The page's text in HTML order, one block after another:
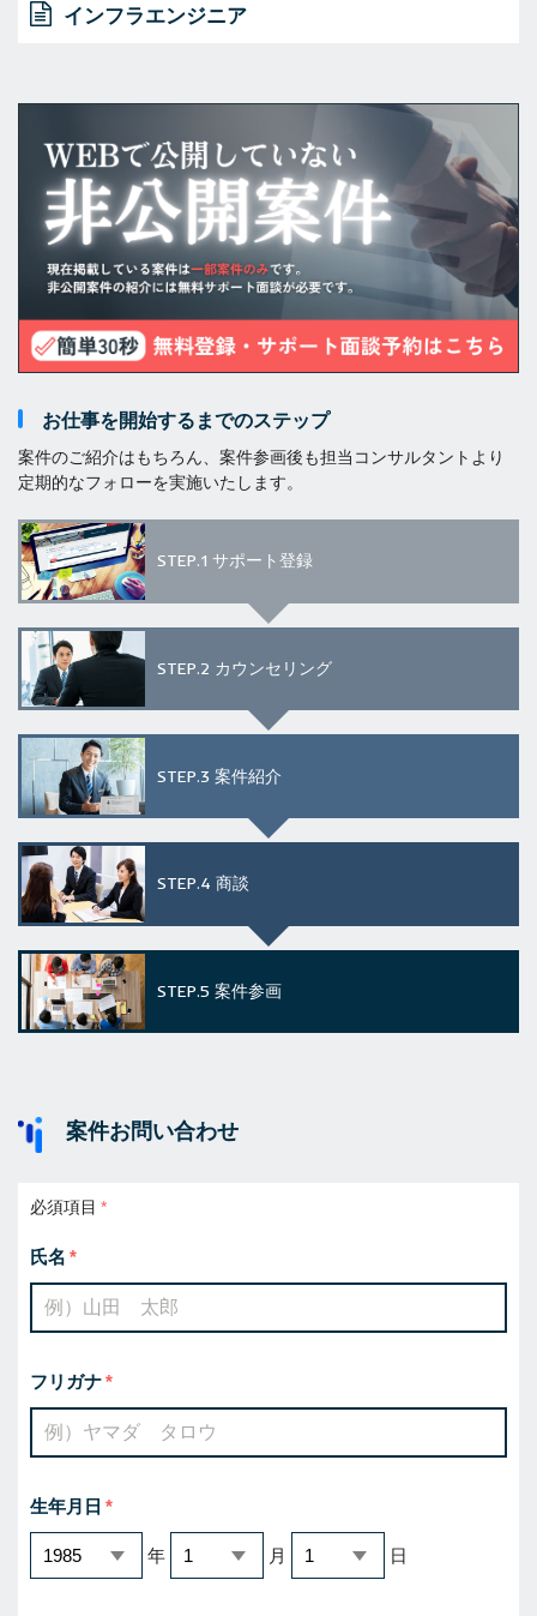
インフラエンジニア
お仕事を開始するまでのステップ
案件のご紹介はもちろん、案件参画後も担当コンサルタントより
定期的なフォローを実施いたします。
STEP.1 サポート登録
STEP.2 カウンセリング
STEP.3 案件紹介
STEP.4 商談
STEP.5 案件参画
案件お問い合わせ
必須項目
氏名
フリガナ
生年月日
年 月 日